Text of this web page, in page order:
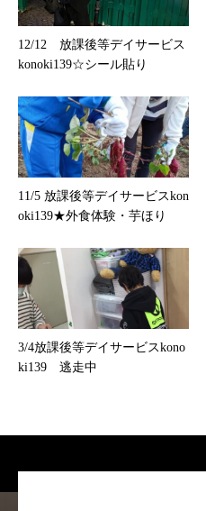
12/12 放課後等デイサービス
konoki139☆シール貼り
11/5 放課後等デイサービスkon
oki139★外食体験・芋ほり
3/4放課後等デイサービスkono
ki139 逃走中